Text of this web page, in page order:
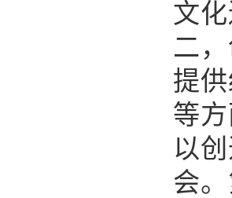
文
二
提
等
以
会